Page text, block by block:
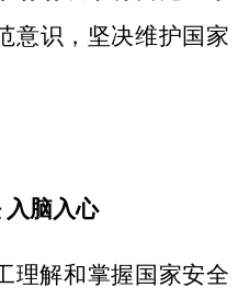
意识，坚决维护国家
入脑入心
理解和掌握国家安全